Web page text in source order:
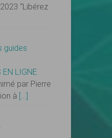
“Libérez
guides
EN LIGNE
par Pierre
à […]